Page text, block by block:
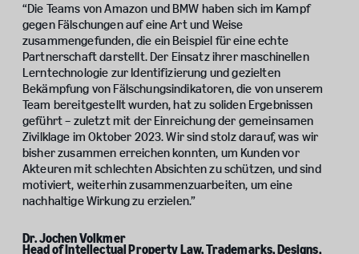
“Die Teams von Amazon und BMW haben sich im Kampf
gegen Fälschungen auf eine Art und Weise
zusammengefunden, die ein Beispiel für eine echte
Partnerschaft darstellt. Der Einsatz ihrer maschinellen
Lerntechnologie zur Identifizierung und gezielten
Bekämpfung von Fälschungsindikatoren, die von unserem
Team bereitgestellt wurden, hat zu soliden Ergebnissen
geführt – zuletzt mit der Einreichung der gemeinsamen
Zivilklage im Oktober 2023. Wir sind stolz darauf, was wir
bisher zusammen erreichen konnten, um Kunden vor
Akteuren mit schlechten Absichten zu schützen, und sind
motiviert, weiterhin zusammenzuarbeiten, um eine
nachhaltige Wirkung zu erzielen.”
Dr. Jochen Volkmer
Head of Intellectual Property Law, Trademarks, Designs,